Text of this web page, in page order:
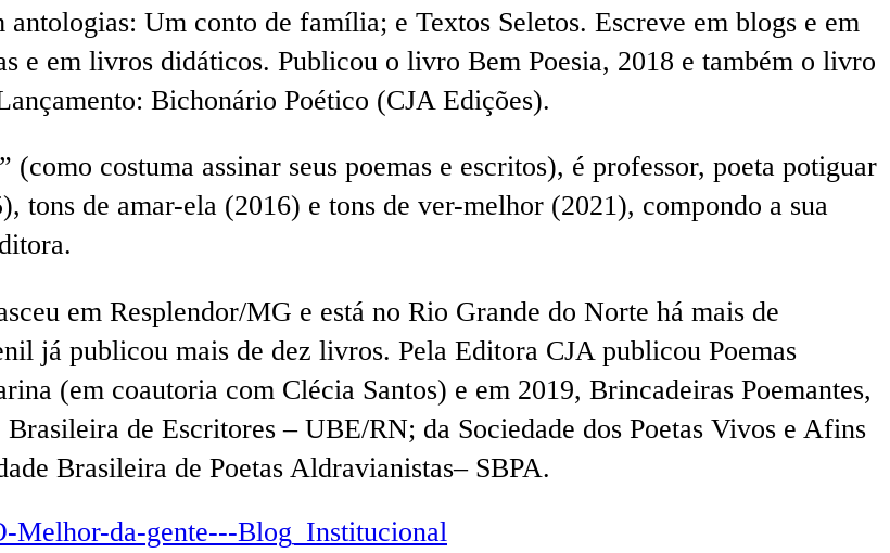
Um conto de família; e Textos Seletos. Escreve em blogs e em
e em livros didáticos. Publicou o livro Bem Poesia, 2018 e também o livro
Bichonário Poético (CJA Edições).
costuma assinar seus poemas e escritos), é professor, poeta potiguar
tons de amar-ela (2016) e tons de ver-melhor (2021), compondo a sua
em Resplendor/MG e está no Rio Grande do Norte há mais de
já publicou mais de dez livros. Pela Editora CJA publicou Poemas
(em coautoria com Clécia Santos) e em 2019, Brincadeiras Poemantes,
de Escritores – UBE/RN; da Sociedade dos Poetas Vivos e Afins
Brasileira de Poetas Aldravianistas– SBPA.